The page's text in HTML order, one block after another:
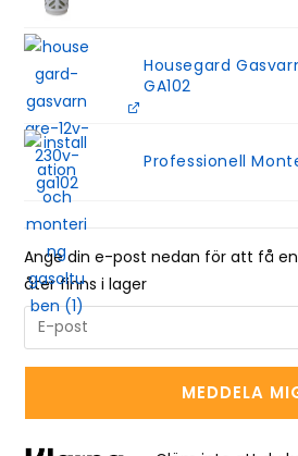
Housegard
GA102
Professionell
Ange din e-post nedan för att få
åter finns i lager
E
n
t
r
MEDDELA